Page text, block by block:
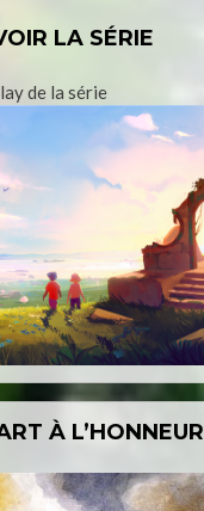
LA SÉRIE
de la série
À L’HONNEUR